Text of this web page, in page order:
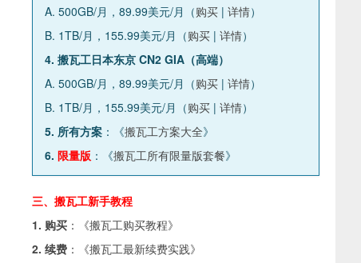
A. 500GB/月，89.99美元/月（购买 | 详情）
B. 1TB/月，155.99美元/月（购买 | 详情）
4. 搬瓦工日本东京 CN2 GIA（高端）
A. 500GB/月，89.99美元/月（购买 | 详情）
B. 1TB/月，155.99美元/月（购买 | 详情）
5. 所有方案 ：《搬瓦工方案大全》
6. 限量版 ：《搬瓦工所有限量版套餐》
三、搬瓦工新手教程
1. 购买 ：《搬瓦工购买教程》
2. 续费 ：《搬瓦工最新续费实践》